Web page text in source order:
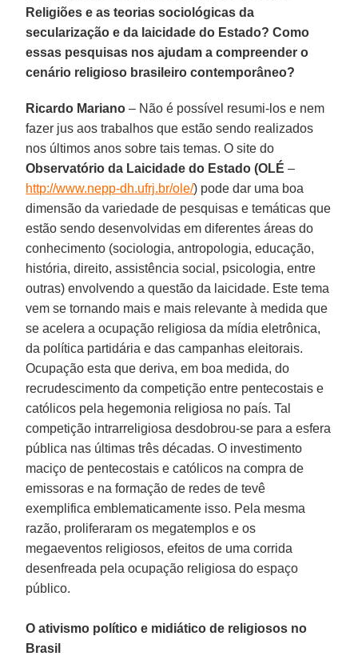
Religiões e as teorias sociológicas da
secularização e da laicidade do Estado? Como
essas pesquisas nos ajudam a compreender o
cenário religioso brasileiro contemporâneo?
Ricardo Mariano– Não é possível resumi-los e nem
fazer jus aos trabalhos que estão sendo realizados
nos últimos anos sobre tais temas. O site do
Observatório da Laicidade do Estado (OLÉ –
http://www.nepp-dh.ufrj.br/ole/) pode dar uma boa
dimensão da variedade de pesquisas e temáticas que
estão sendo desenvolvidas em diferentes áreas do
conhecimento (sociologia, antropologia, educação,
história, direito, assistência social, psicologia, entre
outras) envolvendo a questão da laicidade. Este tema
vem se tornando mais e mais relevante à medida que
se acelera a ocupação religiosa da mídia eletrônica,
da política partidária e das campanhas eleitorais.
Ocupação esta que deriva, em boa medida, do
recrudescimento da competição entre pentecostais e
católicos pela hegemonia religiosa no país. Tal
competição intrarreligiosa desdobrou-se para a esfera
pública nas últimas três décadas. O investimento
maciço de pentecostais e católicos na compra de
emissoras e na formação de redes de tevê
exemplifica emblematicamente isso. Pela mesma
razão, proliferaram os megatemplos e os
megaeventos religiosos, efeitos de uma corrida
desenfreada pela ocupação religiosa do espaço
público.
O ativismo político e midiático de religiosos no
Brasil